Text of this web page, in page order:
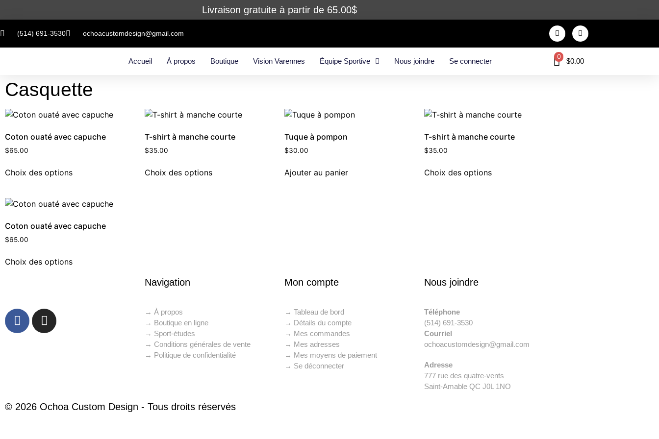
Livraison gratuite à partir de 65.00$
(514) 691-3530 ochoacustomdesign@gmail.com
Accueil À propos Boutique Vision Varennes Équipe Sportive Nous joindre Se connecter $0.00
0
Casquette
Coton ouaté avec capuche
$65.00
Choix des options
T-shirt à manche courte
$35.00
Choix des options
Tuque à pompon
$30.00
Ajouter au panier
T-shirt à manche courte
$35.00
Choix des options
Coton ouaté avec capuche
$65.00
Choix des options
Navigation
→ À propos
→ Boutique en ligne
→ Sport-études
→ Conditions générales de vente
→ Politique de confidentialité
Mon compte
→ Tableau de bord
→ Détails du compte
→ Mes commandes
→ Mes adresses
→ Mes moyens de paiement
→ Se déconnecter
Nous joindre
Téléphone
(514) 691-3530
Courriel
ochoacustomdesign@gmail.com
Adresse
777 rue des quatre-vents
Saint-Amable QC J0L 1NO
© 2026 Ochoa Custom Design - Tous droits réservés